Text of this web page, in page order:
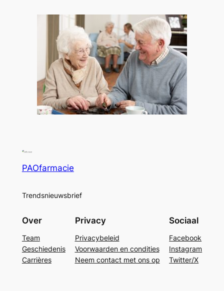
PAOfarmacie
Trendsnieuwsbrief
Over
Team
Geschiedenis
Carrières
Privacy
Privacybeleid
Voorwaarden en condities
Neem contact met ons op
Sociaal
Facebook
Instagram
Twitter/X